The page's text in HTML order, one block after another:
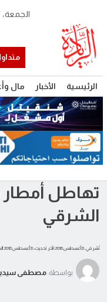
الرئيسية الأخبار مال
الجمعة، 7 أغسطس 2026
تهاطل
الشرقي
نُشر في: 8 أغسطس 2018 | آخر تحديث: 8 أغسطس 2018 الساعة 1:08 مساءً
بواسطة: مصطفى